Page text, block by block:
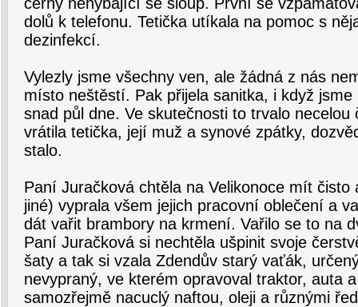
dolů k telefonu. Tetička utíkala na pomoc s
dezinfekcí.
Vylezly jsme všechny ven, ale žádná z nás
místo neštěstí. Pak přijela sanitka, i když
snad půl dne. Ve skutečnosti to trvalo necelou
vrátila tetička, její muž a synové zpátky,
stalo.
Paní Juračková chtěla na Velikonoce mít čisto
jiné) vyprala všem jejich pracovní oblečení a
dát vařit brambory na krmení. Vařilo se to na
Paní Juračková si nechtěla ušpinit svoje
šaty a tak si vzala Zdendův starý vaťák,
nevypraný, ve kterém opravoval traktor, auta
samozřejmě nacuclý naftou, oleji a různými